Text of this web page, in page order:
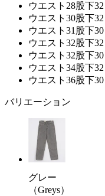
ウエスト28股下32
ウエスト30股下32
ウエスト31股下30
ウエスト32股下32
ウエスト32股下30
ウエスト34股下32
ウエスト36股下30
バリエーション
グレー
（Greys）